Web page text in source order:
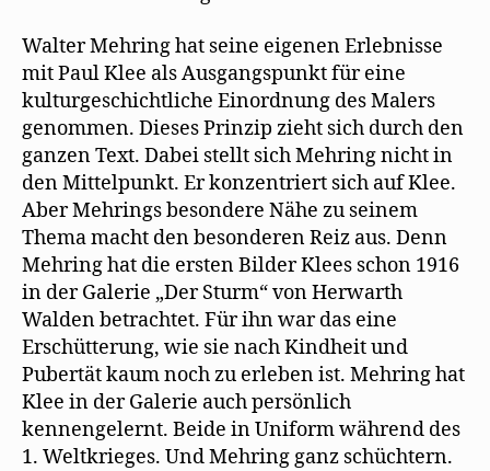
Walter Mehring hat seine eigenen Erlebnisse
mit Paul Klee als Ausgangspunkt für eine
kulturgeschichtliche Einordnung des Malers
genommen. Dieses Prinzip zieht sich durch den
ganzen Text. Dabei stellt sich Mehring nicht in
den Mittelpunkt. Er konzentriert sich auf Klee.
Aber Mehrings besondere Nähe zu seinem
Thema macht den besonderen Reiz aus. Denn
Mehring hat die ersten Bilder Klees schon 1916
in der Galerie „Der Sturm“ von Herwarth
Walden betrachtet. Für ihn war das eine
Erschütterung, wie sie nach Kindheit und
Pubertät kaum noch zu erleben ist. Mehring hat
Klee in der Galerie auch persönlich
kennengelernt. Beide in Uniform während des
1. Weltkrieges. Und Mehring ganz schüchtern.